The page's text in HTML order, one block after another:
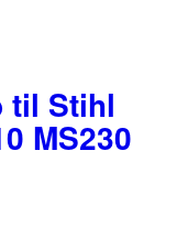
til Stihl
MS230